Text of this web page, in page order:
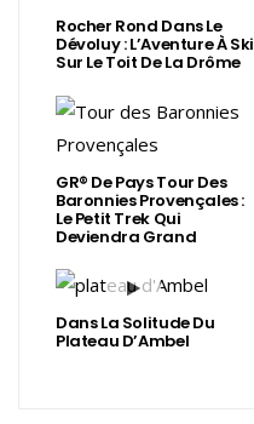
Rocher Rond Dans Le
Dévoluy : L’Aventure À Ski
Sur Le Toit De La Drôme
GR® De Pays Tour Des
Baronnies Provençales :
Le Petit Trek Qui
Deviendra Grand
Dans La Solitude Du
Plateau D’Ambel